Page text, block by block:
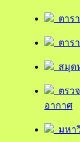
ตาร
ตาร
สมุด
ตรว
อากาศ
มหา